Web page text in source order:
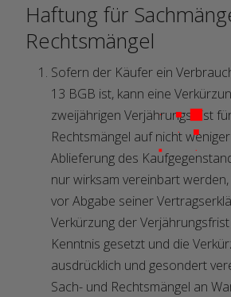
Haftung für
Rechtsmängel
Sofern der Käufer ein
13 BGB ist, kann eine
zweijährigen Verjährungsfrist
Rechtsmängel auf nicht
Ablieferung des
nur wirksam vereinbart
vor Abgabe seiner
Verkürzung der
Kenntnis gesetzt und die
ausdrücklich und gesondert
Sach- und Rechtsmängel an